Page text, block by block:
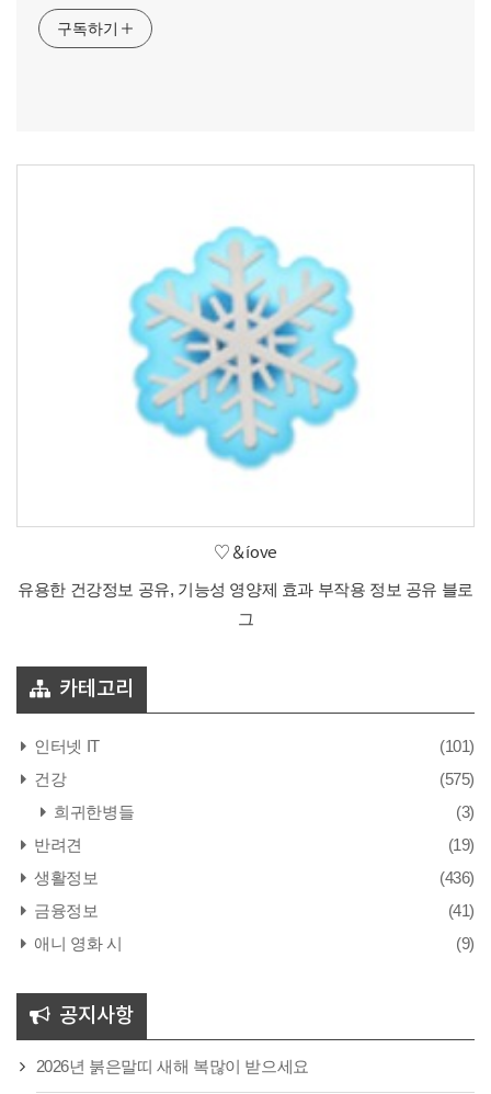
구독하기
♡＆íove
유용한 건강정보 공유, 기능성 영양제 효과 부작용 정보 공유 블로
그
카테고리
인터넷 IT
(101)
건강
(575)
희귀한병들
(3)
반려견
(19)
생활정보
(436)
금융정보
(41)
애니 영화 시
(9)
공지사항
2026년 붉은말띠 새해 복많이 받으세요